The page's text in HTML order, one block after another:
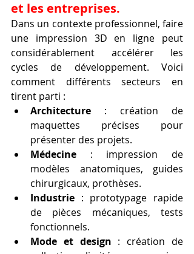
et les entreprises.
Dans un contexte professionnel, faire
une impression 3D en ligne peut
considérablement accélérer les
cycles de développement. Voici
comment différents secteurs en
tirent parti :
Architecture : création de
maquettes précises pour
présenter des projets.
Médecine : impression de
modèles anatomiques, guides
chirurgicaux, prothèses.
Industrie : prototypage rapide
de pièces mécaniques, tests
fonctionnels.
Mode et design : création de